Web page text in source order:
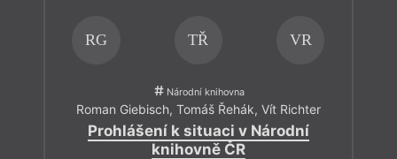
RG TŘ VR
Národní knihovna
Roman Giebisch, Tomáš Řehák, Vít Richter
Prohlášení k situaci v Národní
knihovně ČR